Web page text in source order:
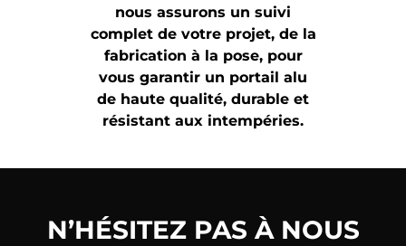
nous assurons un suivi
complet de votre projet, de la
fabrication à la pose, pour
vous garantir un portail alu
de haute qualité, durable et
résistant aux intempéries.
N’HÉSITEZ PAS À NOUS